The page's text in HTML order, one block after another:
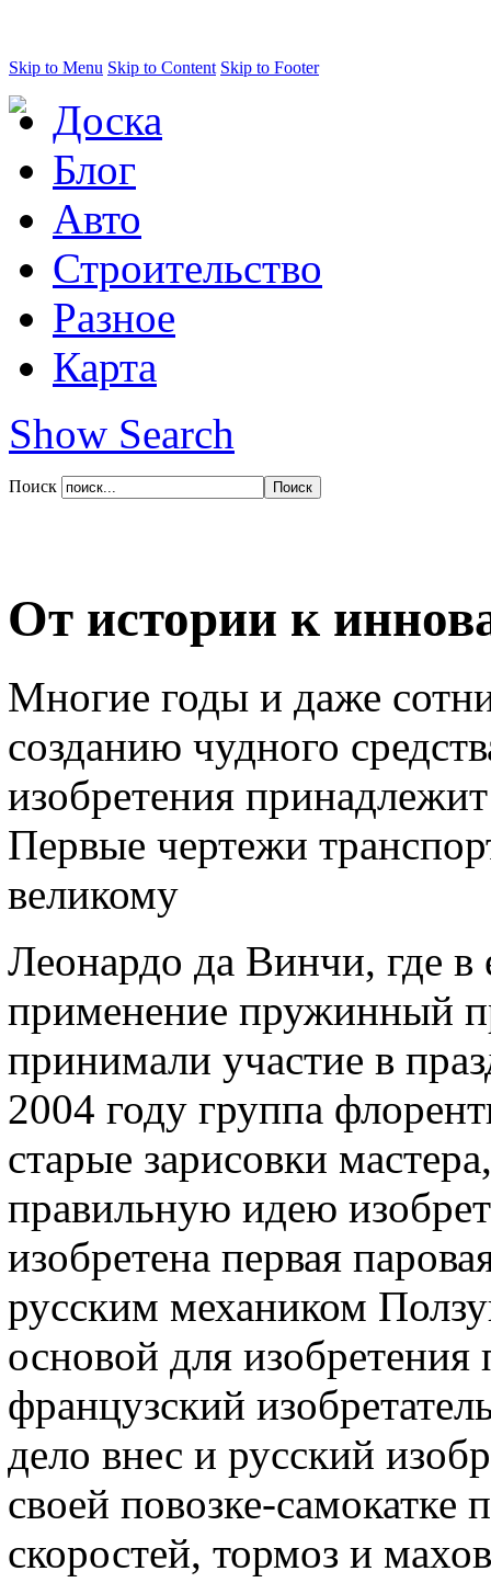
Skip to Menu Skip to Content Skip to Footer
Доска
Блог
Авто
Строительство
Разное
Карта
Show Search
Поиск
От истории к
Многие годы и даже
созданию чудного
изобретения
Первые чертежи
великому
Леонардо да Винчи, где в
применение пружинный
принимали участие в
2004 году группа
старые зарисовки
правильную идею
изобретена первая
русским механиком
основой для
французский
дело внес и русский
своей повозке-
скоростей, тормоз и